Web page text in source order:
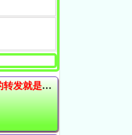
★ 如果您觉得本站的资料不错，请截图分享到QQ群、微信群让更多的朋友中奖！你的转发就是对高手的最大支持！★